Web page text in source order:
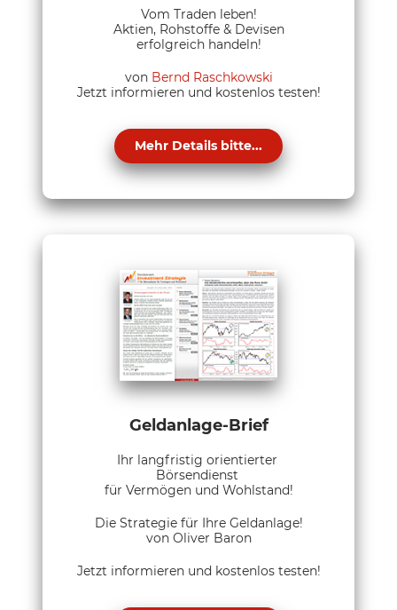
Vom Traden leben!
Aktien, Rohstoffe & Devisen
erfolgreich handeln!
von Bernd Raschkowski
Jetzt informieren und kostenlos testen!
Mehr Details bitte...
Geldanlage-Brief
Ihr langfristig orientierter
Börsendienst
für Vermögen und Wohlstand!
Die Strategie für Ihre Geldanlage!
von Oliver Baron
Jetzt informieren und kostenlos testen!